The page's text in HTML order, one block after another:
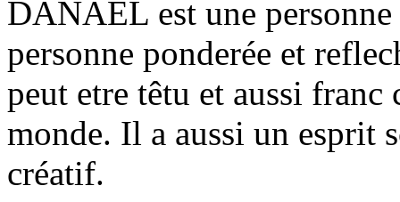
DANAEL est une
personne ponderée et
peut etre têtu et aussi
monde. Il a aussi un esprit
créatif.